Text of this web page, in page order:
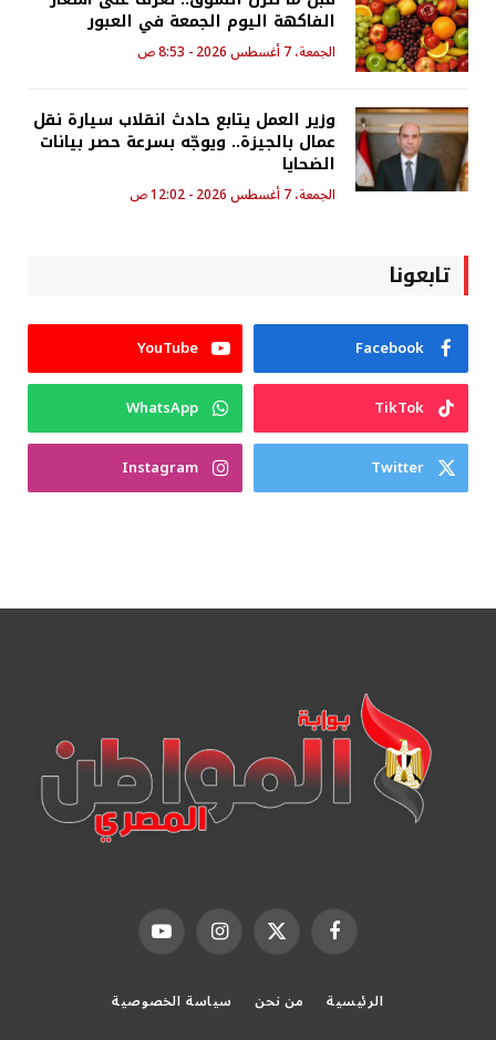
الفاكهة اليوم الجمعة في العبور
الجمعة، 7 أغسطس 2026 - 8:53 ص
وزير العمل يتابع حادث انقلاب سيارة نقل
عمال بالجيزة.. ويوجّه بسرعة حصر بيانات
الضحايا
الجمعة، 7 أغسطس 2026 - 12:02 ص
تابعونا
Facebook
YouTube
TikTok
WhatsApp
Twitter
Instagram
فيسبوك X الانستغراميوتيوب
الرئيسية من نحن سياسة الخصوصية